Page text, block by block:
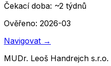
Čekací doba: ~2 týdnů
Ověřeno: 2026-03
Navigovat →
MUDr. Leoš Handrejch s.r.o.